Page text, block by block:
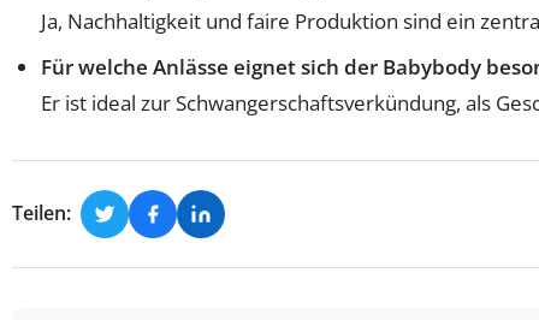
Ja, Nachhaltigkeit und faire Produktion sind ein
Für welche Anlässe eignet sich der Babybody
Er ist ideal zur Schwangerschaftsverkündung, als
Teilen: